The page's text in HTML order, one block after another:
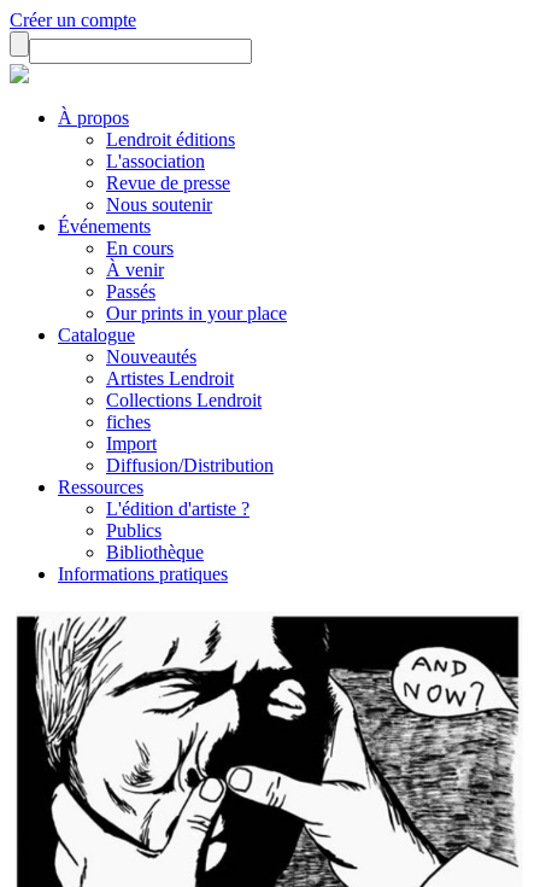
Créer un compte
À propos
Lendroit éditions
L'association
Revue de presse
Nous soutenir
Événements
En cours
À venir
Passés
Our prints in your place
Catalogue
Nouveautés
Artistes Lendroit
Collections Lendroit
fiches
Import
Diffusion/Distribution
Ressources
L'édition d'artiste ?
Publics
Bibliothèque
Informations pratiques